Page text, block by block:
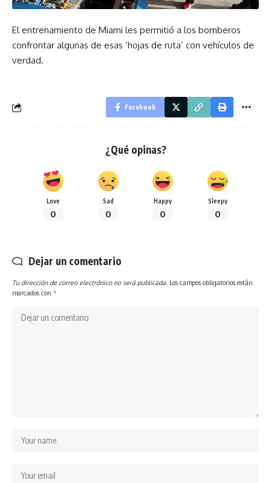
El entrenamiento de Miami les permitió a los bomberos
confrontar algunas de esas ‘hojas de ruta’ con vehículos de
verdad.
Facebook
¿Qué opinas?
Love
0
Sad
0
Happy
0
Sleepy
0
Dejar un comentario
Tu dirección de correo electrónico no será publicada. Los campos obligatorios están
marcados con *